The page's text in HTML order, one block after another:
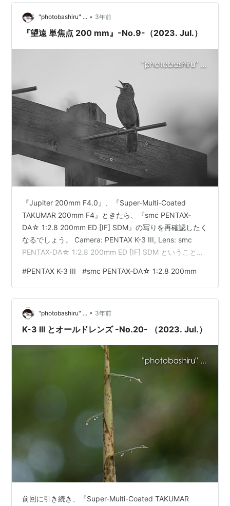
PENTAX K-3 …
"photobashiru" ... • 3年前
『望遠 単焦点 200 mm』-No.9-（2023. Jul.）
『Jupiter 200mm F4.0』、『Super-Multi-Coated
TAKUMAR 200mm F4』ときたら、『smc PENTAX-
DA☆ 1:2.8 200mm ED [IF] SDM』の写りを再確認したく
なるでしょう。 Camera: PENTAX K-3 III, Lens: smc
PENTAX-DA☆ 1:2.8 200mm ED [IF] SDM ということ
Camera: PENTAX K-3 III, Lens: smc PENTAX-DA☆
1:2.8 200mm ED [IF] SDM やはりオートフォーカスは…
#PENTAX K-3 III #smc PENTAX-DA☆ 1:2.8 200mm
"photobashiru" ... • 3年前
K-3 III とオールドレンズ -No.20- （2023. Jul.）
前回に引き続き、『Super-Multi-Coated TAKUMAR